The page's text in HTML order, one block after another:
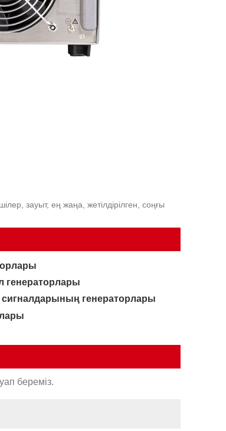
зауыт, ең жаңа, жетілдірілген, соңғы
генераторлары
сигналдарының генераторлары
береміз.